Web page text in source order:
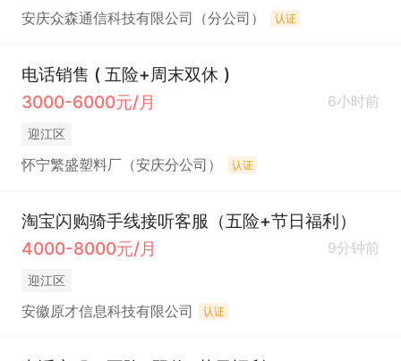
安庆众森通信科技有限公司（分公司） 认证
电话销售 ( 五险+周末双休 )
3000-6000元/月
6小时前
迎江区
怀宁繁盛塑料厂（安庆分公司） 认证
淘宝闪购骑手线接听客服（五险+节日福利）
4000-8000元/月
9分钟前
迎江区
安徽原才信息科技有限公司 认证